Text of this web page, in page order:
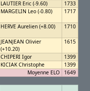
LAUTIER Eric (-9.60)
1733
MARGELIN Leo (-0.80) 1717
HERVE Aurelien (+8.00) 1710
JEANJEAN Olivier
(+10.20)
1615
CHIPERI Igor
1399
KICIAK Christophe
1399
Moyenne ELO 1649